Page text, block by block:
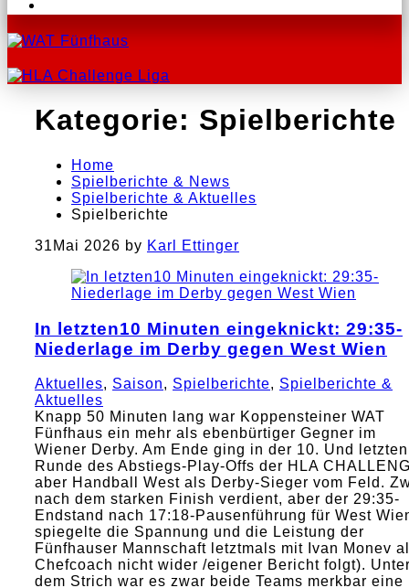
Kategorie: Spielberichte
Home
Spielberichte & News
Spielberichte & Aktuelles
Spielberichte
31 Mai 2026 by Karl Ettinger
In letzten10 Minuten eingeknickt: 29:35-
Niederlage im Derby gegen West Wien
Aktuelles, Saison, Spielberichte, Spielberichte &
Aktuelles
Knapp 50 Minuten lang war Koppensteiner WAT
Fünfhaus ein mehr als ebenbürtiger Gegner im
Wiener Derby. Am Ende ging in der 10. Und letzten
Runde des Abstiegs-Play-Offs der HLA
aber Handball West als Derby-Sieger vom Feld.
nach dem starken Finish verdient, aber der 29:35-
Endstand nach 17:18-Pausenführung für West
spiegelte die Spannung und die Leistung der
Fünfhauser Mannschaft letztmals mit Ivan Monev
Chefcoach nicht wider /eigener Bericht folgt).
dem Strich war es zwar beide Teams merkbar eine